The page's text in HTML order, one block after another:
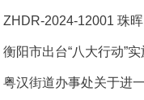
ZHDR-2024-12001 珠
衡阳市出台“八大行动”
粤汉街道办事处关于进